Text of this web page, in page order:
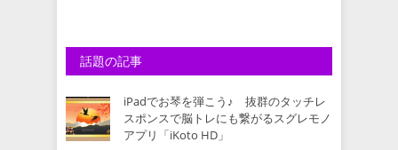
話題の記事
iPadでお琴を弾こう♪ 抜群のタッチレ
スポンスで脳トレにも繋がるスグレモノ
アプリ「iKoto HD」